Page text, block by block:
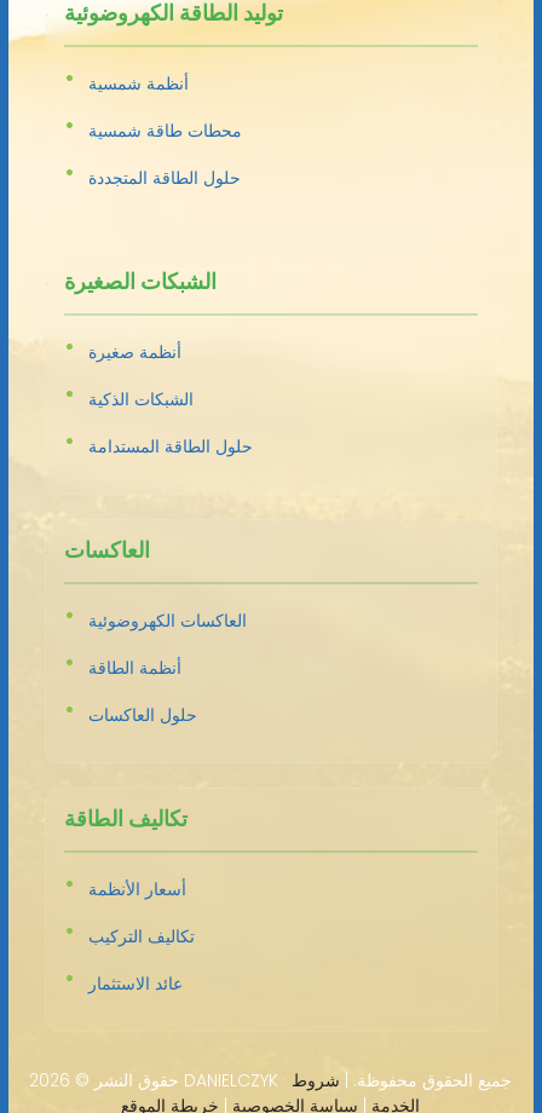
توليد الطاقة الكهروضوئية
أنظمة شمسية
محطات طاقة شمسية
حلول الطاقة المتجددة
الشبكات الصغيرة
أنظمة صغيرة
الشبكات الذكية
حلول الطاقة المستدامة
العاكسات
العاكسات الكهروضوئية
أنظمة الطاقة
حلول العاكسات
تكاليف الطاقة
أسعار الأنظمة
تكاليف التركيب
عائد الاستثمار
حقوق النشر © 2026 DANIELCZYK · جميع الحقوق محفوظة. | شروط
الخدمة
سياسة الخصوصية خريطة الموقع